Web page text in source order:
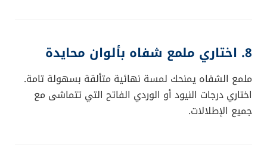
8. اختاري ملمع شفاه بألوان محايدة
ملمع الشفاه يمنحك لمسة نهائية متألقة بسهولة تامة.
اختاري درجات النيود أو الوردي الفاتح التي تتماشى مع
جميع الإطلالات.